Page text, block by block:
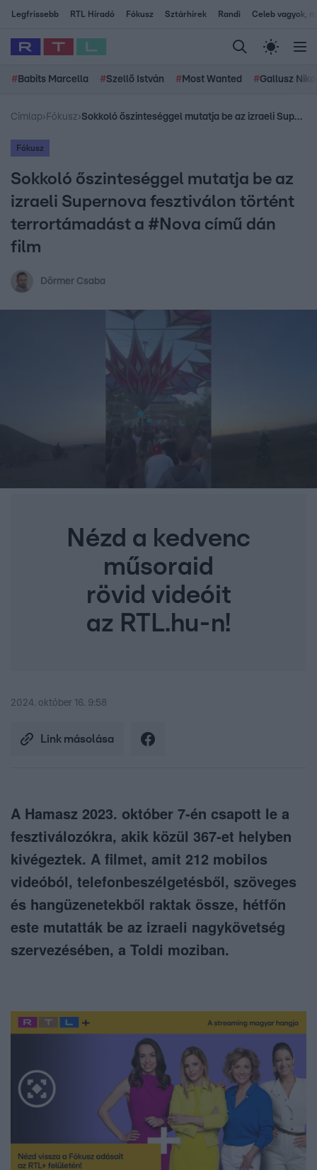
Legfrissebb RTL Híradó Fókusz Sztárhírek Randi Celeb vagyok,
# Babits Marcella #Szellő István # Most Wanted #Gallusz
Címlap› Fókusz› Sokkoló őszinteséggel mutatja be az izraeli Supernova fesztiválon történt terrortámadást a #Nova című dán film
Fókusz
Sokkoló őszinteséggel mutatja be az
izraeli Supernova fesztiválon történt
terrortámadást a #Nova című dán
film
Dörmer Csaba
Nézd a kedvenc
műsoraid
rövid videóit
az RTL.hu-n!
2024. október 16. 9:58
Link másolása
A Hamasz 2023. október 7-én csapott le a
fesztiválozókra, akik közül 367-et helyben
kivégeztek. A filmet, amit 212 mobilos
videóból, telefonbeszélgetésből, szöveges
és hangüzenetekből raktak össze, hétfőn
este mutatták be az izraeli nagykövetség
szervezésében, a Toldi moziban.